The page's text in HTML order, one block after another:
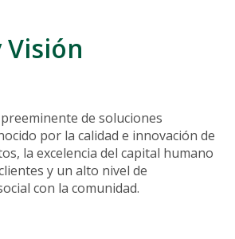
de soluciones
por la calidad e innovación de
la excelencia del capital humano
y un alto nivel de
con la comunidad.